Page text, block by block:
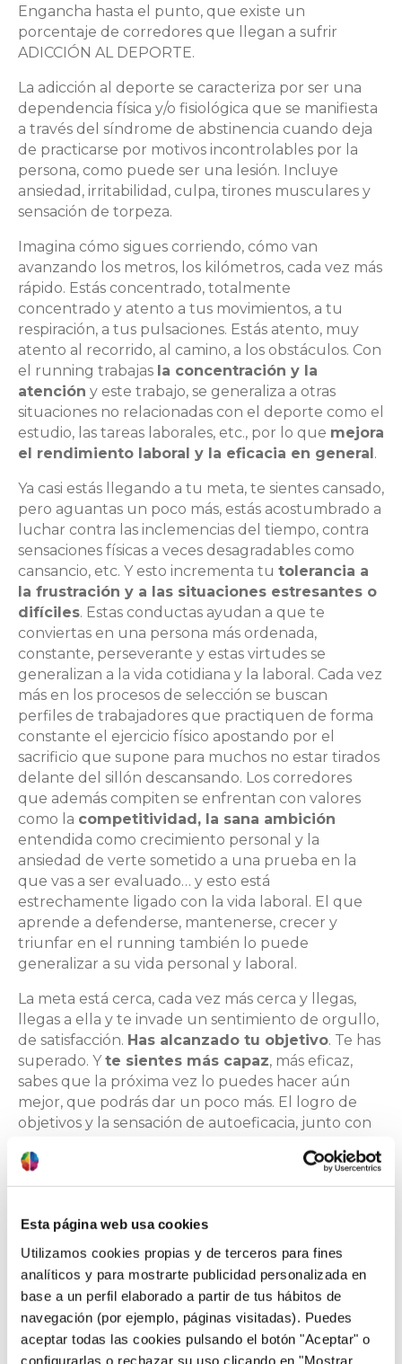
Esta página web usa cookies
Utilizamos cookies propias y de terceros para fines
analíticos y para mostrarte publicidad personalizada en
base a un perfil elaborado a partir de tus hábitos de
navegación (por ejemplo, páginas visitadas). Puedes
aceptar todas las cookies pulsando el botón "Aceptar" o
configurarlas o rechazar su uso clicando en "Mostrar
Engancha hasta el punto, que existe un
porcentaje de corredores que llegan a sufrir
ADICCIÓN AL DEPORTE.
La adicción al deporte se caracteriza por ser una
dependencia física y/o fisiológica que se manifiesta
a través del síndrome de abstinencia cuando deja
de practicarse por motivos incontrolables por la
persona, como puede ser una lesión. Incluye
ansiedad, irritabilidad, culpa, tirones musculares y
sensación de torpeza.
Imagina cómo sigues corriendo, cómo van
avanzando los metros, los kilómetros, cada vez más
rápido. Estás concentrado, totalmente
concentrado y atento a tus movimientos, a tu
respiración, a tus pulsaciones. Estás atento, muy
atento al recorrido, al camino, a los obstáculos. Con
el running trabajas la concentración y la
atención y este trabajo, se generaliza a otras
situaciones no relacionadas con el deporte como el
estudio, las tareas laborales, etc., por lo que mejora
el rendimiento laboral y la eficacia en general.
Ya casi estás llegando a tu meta, te sientes cansado,
pero aguantas un poco más, estás acostumbrado a
luchar contra las inclemencias del tiempo, contra
sensaciones físicas a veces desagradables como
cansancio, etc. Y esto incrementa tu tolerancia a
la frustración y a las situaciones estresantes o
difíciles. Estas conductas ayudan a que te
conviertas en una persona más ordenada,
constante, perseverante y estas virtudes se
generalizan a la vida cotidiana y la laboral. Cada vez
más en los procesos de selección se buscan
perfiles de trabajadores que practiquen de forma
constante el ejercicio físico apostando por el
sacrificio que supone para muchos no estar tirados
delante del sillón descansando. Los corredores
que además compiten se enfrentan con valores
como la competitividad, la sana ambición
entendida como crecimiento personal y la
ansiedad de verte sometido a una prueba en la
que vas a ser evaluado… y esto está
estrechamente ligado con la vida laboral. El que
aprende a defenderse, mantenerse, crecer y
triunfar en el running también lo puede
generalizar a su vida personal y laboral.
La meta está cerca, cada vez más cerca y llegas,
llegas a ella y te invade un sentimiento de orgullo,
de satisfacción. Has alcanzado tu objetivo. Te has
superado. Yte sientes más capaz, más eficaz,
sabes que la próxima vez lo puedes hacer aún
mejor, que podrás dar un poco más. El logro de
objetivos y la sensación de autoeficacia, junto con
físicas placenteras que antes hemos comentado, el
apoyo social y el refuerzo que conseguimos de
nuestraautoestima. Si tenemos en cuenta que
podemos definir la autoestima como la valía que
nos tenemos de nosotros mismos, esta relación
queda clara.
Por autoestima también entendemos la imagen
positiva que cada uno tiene de sí mismo. Esta